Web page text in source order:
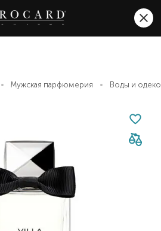
Мужская парфюмерия Воды и